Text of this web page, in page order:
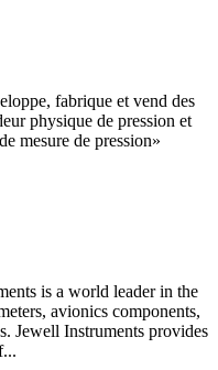
fabrique et vend des
physique de pression et
mesure de pression»
is a world leader in the
avionics components,
Jewell Instruments provides